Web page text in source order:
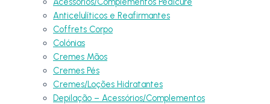
Anticelulíticos e Reafirmantes
Coffrets Corpo
Colónias
Cremes Mãos
Cremes Pés
Cremes/Loções Hidratantes
Depilação – Acessórios/Complementos